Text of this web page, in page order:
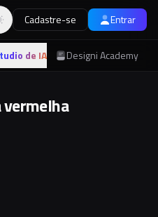
tema
Cadastre-se Entrar
de IA Designi Academy